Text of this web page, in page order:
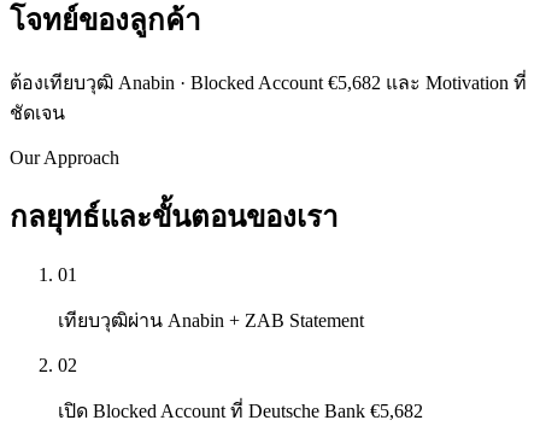
โจทย์ของลูกค้า
ต้องเทียบวุฒิ Anabin · Blocked Account €5,682 และ Motivation ที่
ชัดเจน
Our Approach
กลยุทธ์และขั้นตอนของเรา
01
เทียบวุฒิผ่าน Anabin + ZAB Statement
02
เปิด Blocked Account ที่ Deutsche Bank €5,682